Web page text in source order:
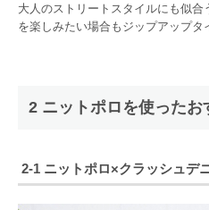
大人のストリートスタイルにも似
を楽しみたい場合もジップアップタ
2 ニットポロを使ったお
2-1 ニットポロ×クラッシュデ